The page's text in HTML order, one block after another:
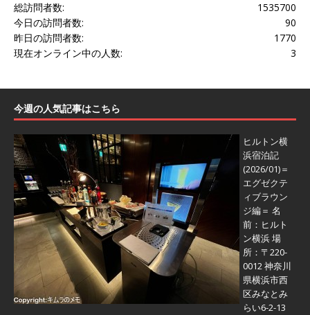
1535700
総訪問者数:
90
今日の訪問者数:
1770
昨日の訪問者数:
3
現在オンライン中の人数:
今週の人気記事はこちら
ヒルトン横
浜宿泊記
(2026/01)＝
エグゼクテ
ィブラウン
ジ編＝ 名
前：ヒルト
ン横浜 場
所：〒220-
0012 神奈川
県横浜市西
区みなとみ
らい6-2-13